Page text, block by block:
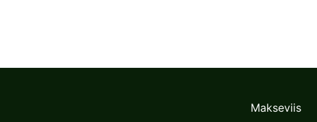
страницеMakseviis